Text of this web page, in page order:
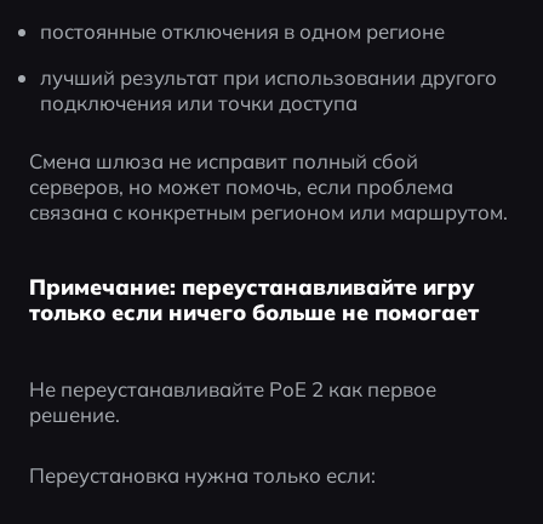
постоянные отключения в одном регионе
лучший результат при использовании другого
подключения или точки доступа
Смена шлюза не исправит полный сбой
серверов, но может помочь, если проблема
связана с конкретным регионом или маршрутом.
Примечание: переустанавливайте игру
только если ничего больше не помогает
Не переустанавливайте PoE 2 как первое
решение.
Переустановка нужна только если: